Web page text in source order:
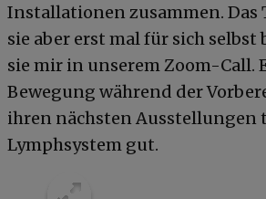
Installationen zusammen. Das
sie aber erst mal für sich
sie mir in unserem Zoom-Call.
Bewegung während der
ihren nächsten Ausstellungen
Lymphsystem gut.